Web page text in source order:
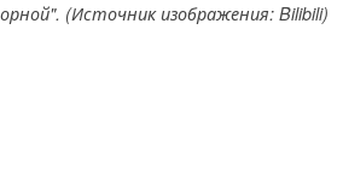
(Источник изображения: Bilibili)